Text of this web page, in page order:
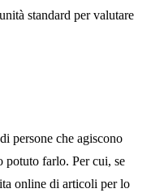
standard per valutare
persone che agiscono
potuto farlo. Per cui, se
online di articoli per lo